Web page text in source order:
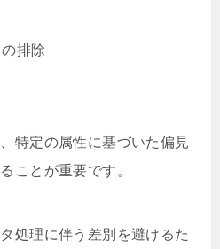
排除
特定の属性に基づいた偏見
ことが重要です。
処理に伴う差別を避けるた